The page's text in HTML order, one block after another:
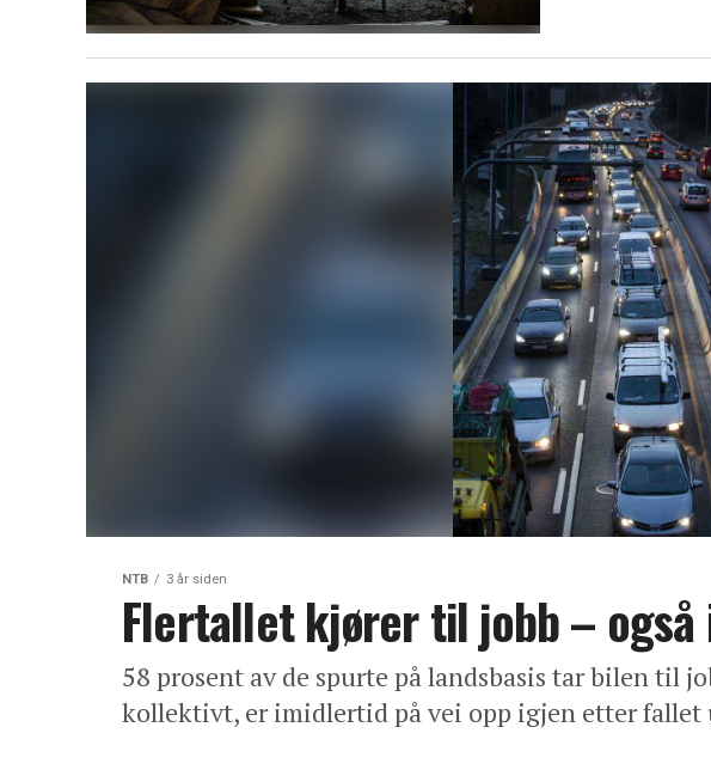
NTB 3 år siden
Flertallet kjører til jobb – også
58 prosent av de spurte på landsbasis tar bilen til
kollektivt, er imidlertid på vei opp igjen etter